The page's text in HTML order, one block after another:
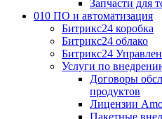
Запчасти для
010 ПО и автоматизация
Битрикс24 коробка
Битрикс24 облако
Битрикс24
Услуги по
Договоры
продуктов
Лицензии